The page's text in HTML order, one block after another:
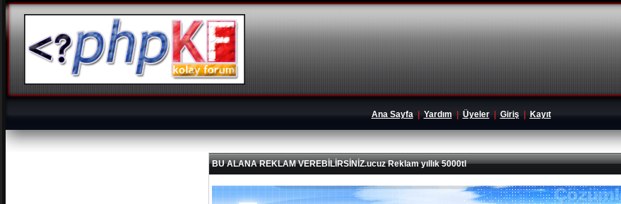
Ana Sayfa| Yardım Üyeler| Giriş| Kayıt
BU ALANA REKLAM VEREBİLİRSİNİZ.ucuz Reklam yıllık 5000tl